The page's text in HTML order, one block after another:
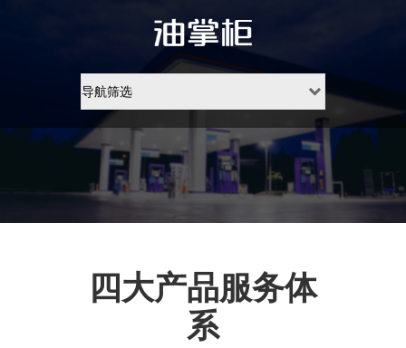
四大产品服务体
系